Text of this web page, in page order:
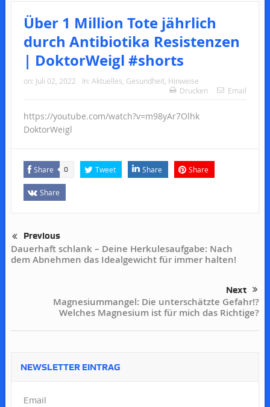
Über 1 Million Tote jährlich
durch Antibiotika Resistenzen
| DoktorWeigl #shorts
on: Juli 02, 2022 In: Aktuelles, Gesundheit, Hinweise
Drucken
Email
https://youtube.com/watch?v=m98yAr7Olhk
DoktorWeigl
Share 0 Tweet Share Share
Share
Previous
Dauerhaft schlank – Deine Herkulesaufgabe: Nach
dem Abnehmen das Idealgewicht für immer halten!
Next
Magnesiummangel: Die unterschätzte Gefahr!?
Welches Magnesium ist für mich das Richtige?
NEWSLETTER EINTRAG
Email